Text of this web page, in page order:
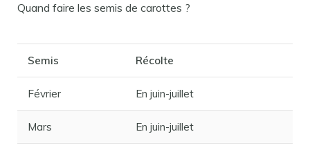
Quand faire les semis de carottes ?
Semis Récolte
Février En juin-juillet
Mars En juin-juillet